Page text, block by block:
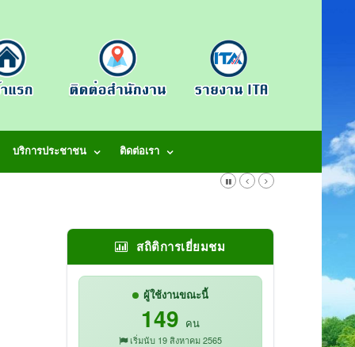
บริการประชาชน ติดต่อเรา
สถิติการเยี่ยมชม
ผู้ใช้งานขณะนี้
149 คน
เริ่มนับ 19 สิงหาคม 2565